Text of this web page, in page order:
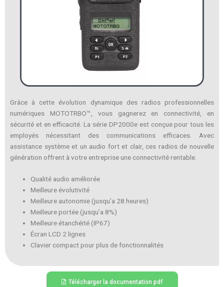
Grâce à cette évolution dynamique des radios professionnelles
numériques MOTOTRBO™, vous gagnerez en connectivité, en
sécurité et en efficacité. La série DP2000e est conçue pour tous les
employés nécessitant des communications efficaces. Avec
assistance système et un audio fort et clair, ces radios de nouvelle
génération offrent à votre entreprise une connectivité rentable.
Qualité audio améliorée
Meilleure évolutivité
Meilleure autonomie (jusqu’a 28 heures)
Meilleure portée (jusqu’a 8%)
Meilleure étanchéité (IP67)
Écran LCD 2 lignes
Clavier compact pour plus de fonctionnalités
Télécharger la documentation pdf